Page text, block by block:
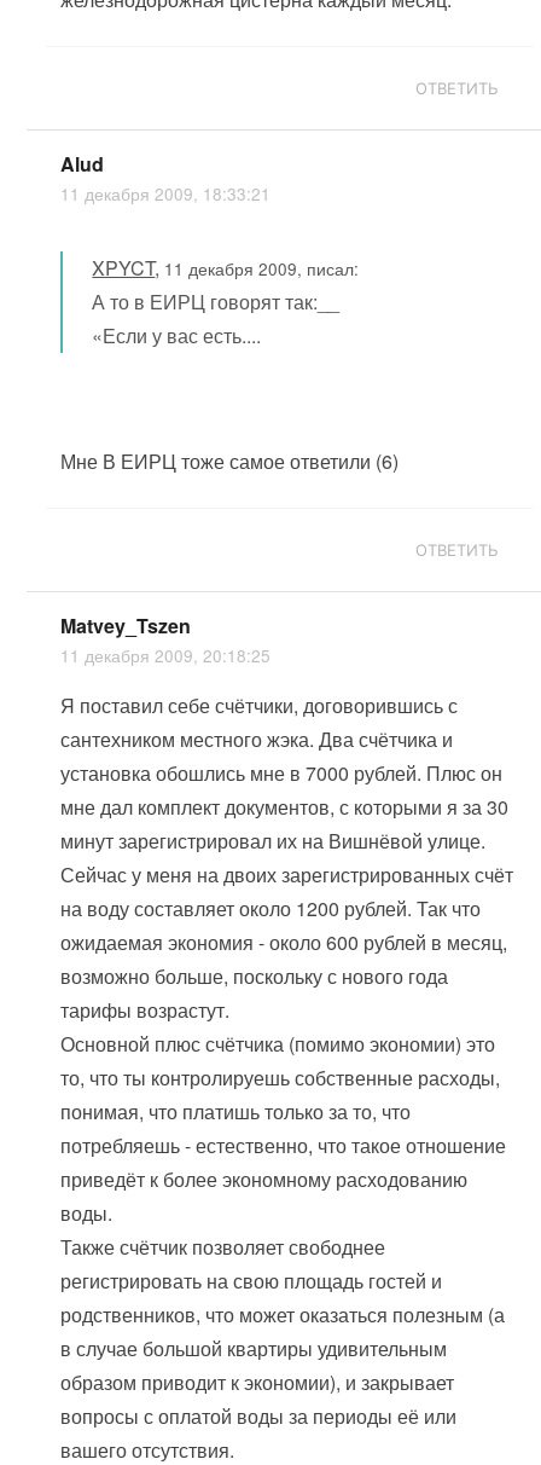
ОТВЕТИТЬ
Alud
11 декабря 2009, 18:33:21
XPYCT, 11 декабря 2009, писал:
А то в ЕИРЦ говорят так:__
«Если у вас есть....
Мне В ЕИРЦ тоже самое ответили (6)
ОТВЕТИТЬ
Matvey_Tszen
11 декабря 2009, 20:18:25
Я поставил себе счётчики, договорившись с
сантехником местного жэка. Два счётчика и
установка обошлись мне в 7000 рублей. Плюс он
мне дал комплект документов, с которыми я за 30
минут зарегистрировал их на Вишнёвой улице.
Сейчас у меня на двоих зарегистрированных счёт
на воду составляет около 1200 рублей. Так что
ожидаемая экономия - около 600 рублей в месяц,
возможно больше, поскольку с нового года
тарифы возрастут.
Основной плюс счётчика (помимо экономии) это
то, что ты контролируешь собственные расходы,
понимая, что платишь только за то, что
потребляешь - естественно, что такое отношение
приведёт к более экономному расходованию
воды.
Также счётчик позволяет свободнее
регистрировать на свою площадь гостей и
родственников, что может оказаться полезным (а
в случае большой квартиры удивительным
образом приводит к экономии), и закрывает
вопросы с оплатой воды за периоды её или
вашего отсутствия.